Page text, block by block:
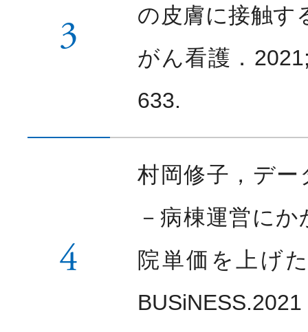
3
の皮膚に接触す
がん看護．
633.
4
村岡修子，デー
－病棟運営に
院単価を上げ